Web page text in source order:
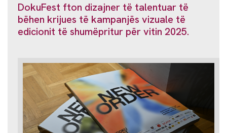
DokuFest fton dizajner të talentuar të
bëhen krijues të kampanjës vizuale të
edicionit të shumëpritur për vitin 2025.